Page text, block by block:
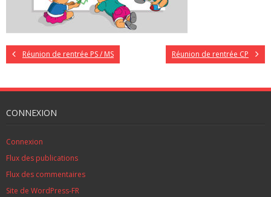
Réunion de rentrée PS / MS Réunion de rentrée CP
CONNEXION
Connexion
Flux des publications
Flux des commentaires
Site de WordPress-FR